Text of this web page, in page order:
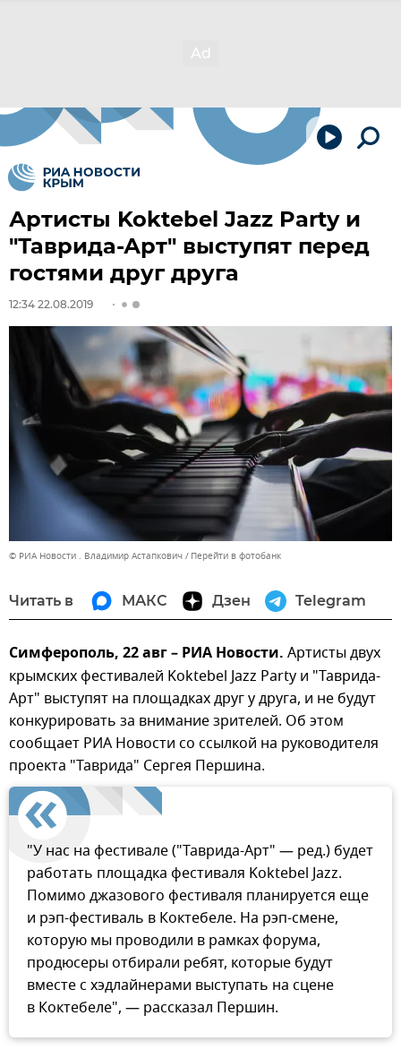
Артисты Koktebel Jazz Party и
"Таврида-Арт" выступят перед
гостями друг друга
12:34 22.08.2019
© РИА Новости . Владимир Астапкович Перейти в фотобанк
Читать в МАКС Дзен Telegram
Симферополь, 22 авг – РИА Новости. Артисты двух
крымских фестивалей Koktebel Jazz Party и "Таврида-
Арт" выступят на площадках друг у друга, и не будут
конкурировать за внимание зрителей. Об этом
сообщает РИА Новости со ссылкой на руководителя
проекта "Таврида" Сергея Першина.
"У нас на фестивале ("Таврида-Арт" — ред.) будет
работать площадка фестиваля Koktebel Jazz.
Помимо джазового фестиваля планируется еще
и рэп-фестиваль в Коктебеле. На рэп-смене,
которую мы проводили в рамках форума,
продюсеры отбирали ребят, которые будут
вместе с хэдлайнерами выступать на сцене
в Коктебеле", — рассказал Першин.